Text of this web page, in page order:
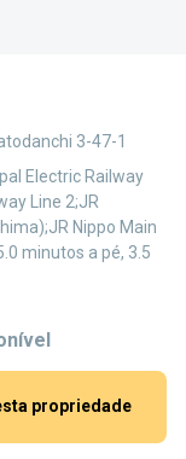
3-47-1
Electric Railway
Line 2;JR
Nippo Main
minutos a pé, 3.5
propriedade